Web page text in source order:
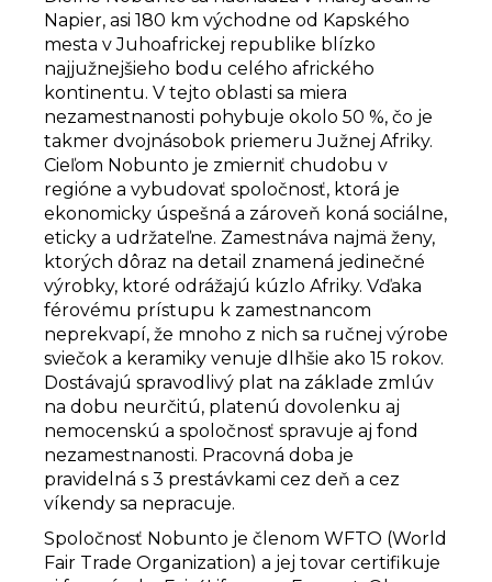
Napier, asi 180 km východne od Kapského
mesta v Juhoafrickej republike blízko
najjužnejšieho bodu celého afrického
kontinentu. V tejto oblasti sa miera
nezamestnanosti pohybuje okolo 50 %, čo je
takmer dvojnásobok priemeru Južnej Afriky.
Cieľom Nobunto je zmierniť chudobu v
regióne a vybudovať spoločnosť, ktorá je
ekonomicky úspešná a zároveň koná sociálne,
eticky a udržateľne. Zamestnáva najmä ženy,
ktorých dôraz na detail znamená jedinečné
výrobky, ktoré odrážajú kúzlo Afriky. Vďaka
férovému prístupu k zamestnancom
neprekvapí, že mnoho z nich sa ručnej výrobe
sviečok a keramiky venuje dlhšie ako 15 rokov.
Dostávajú spravodlivý plat na základe zmlúv
na dobu neurčitú, platenú dovolenku aj
nemocenskú a spoločnosť spravuje aj fond
nezamestnanosti. Pracovná doba je
pravidelná s 3 prestávkami cez deň a cez
víkendy sa nepracuje.
Spoločnosť Nobunto je členom WFTO (World
Fair Trade Organization) a jej tovar certifikuje